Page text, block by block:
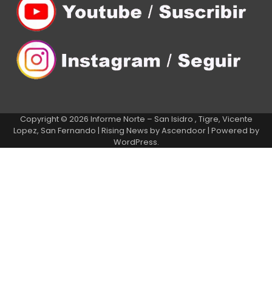
Copyright © 2026 Informe Norte – San Isidro , Tigre, Vicente
Lopez, San Fernando | Rising News byAscendoor| Powered by
WordPress.